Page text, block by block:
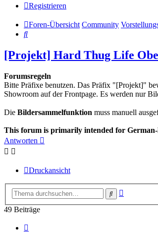
Registrieren
Foren-Übersicht Community
Suche
[Projekt] Hard Thug Life
Forumsregeln
Bitte Präfixe benutzen. Das Präfix "[Projekt]"
Showroom auf der Frontpage. Es werden nur
Die Bildersammelfunktion muss manuell
This forum is primarily intended for German-
Antworten
Druckansicht
Suche
49 Beiträge